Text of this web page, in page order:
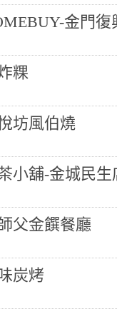
金門復
粿
坊風伯燒
小舖-金城民生
父金饌餐廳
炭烤